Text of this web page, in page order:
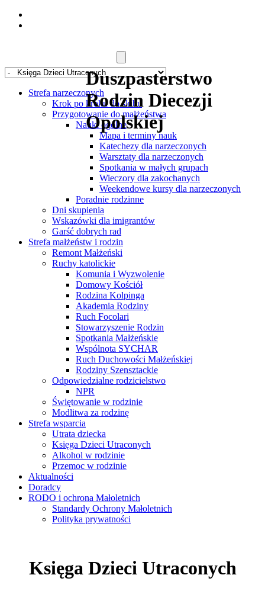
Duszpasterstwo
Rodzin Diecezji
Opolskiej
Strefa narzeczonych
Krok po kroku do ślubu
Przygotowanie do małżeństwa
Nauki ogólne
Mapa i terminy nauk
Katechezy dla narzeczonych
Warsztaty dla narzeczonych
Spotkania w małych grupach
Wieczory dla zakochanych
Weekendowe kursy dla narzeczonych
Poradnie rodzinne
Dni skupienia
Wskazówki dla imigrantów
Garść dobrych rad
Strefa małżeństw i rodzin
Remont Małżeński
Ruchy katolickie
Komunia i Wyzwolenie
Domowy Kościół
Rodzina Kolpinga
Akademia Rodziny
Ruch Focolari
Stowarzyszenie Rodzin
Spotkania Małżeńskie
Wspólnota SYCHAR
Ruch Duchowości Małżeńskiej
Rodziny Szensztackie
Odpowiedzialne rodzicielstwo
NPR
Świętowanie w rodzinie
Modlitwa za rodzinę
Strefa wsparcia
Utrata dziecka
Księga Dzieci Utraconych
Alkohol w rodzinie
Przemoc w rodzinie
Aktualności
Doradcy
RODO i ochrona Małoletnich
Standardy Ochrony Małoletnich
Polityka prywatności
Księga Dzieci Utraconych